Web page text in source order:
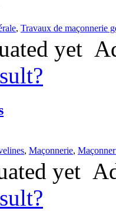
, Travaux de maçonnerie
yet
, Maçonnerie,
yet